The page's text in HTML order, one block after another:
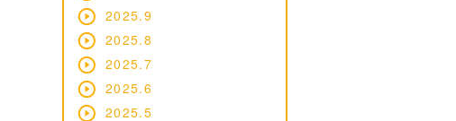
2025.9
2025.8
2025.7
2025.6
2025.5